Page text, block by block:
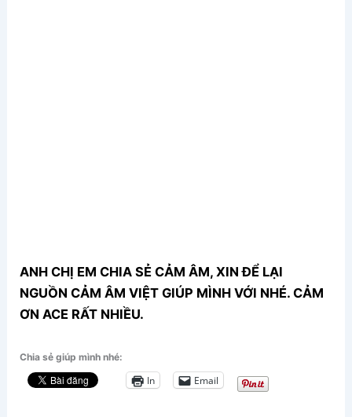
ANH CHỊ EM CHIA SẺ CẢM ÂM, XIN ĐỂ LẠI
NGUỒN CẢM ÂM VIỆT GIÚP MÌNH VỚI NHÉ. CẢM
ƠN ACE RẤT NHIỀU.
Chia sẻ giúp mình nhé:
In Email